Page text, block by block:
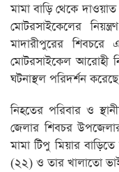
মামা বাড়ি থেকে
মোটরসাইকেলের
মাদারীপুরের শিবচরে
মোটরসাইকেল আরোহী
ঘটনাস্থল পরিদর্শন
নিহতের পরিবার ও
জেলার শিবচর
মামা টিপু মিয়ার
(২২) ও তার খালাতো